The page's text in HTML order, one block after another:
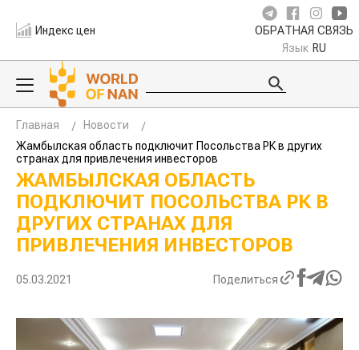
Индекс цен ОБРАТНАЯ СВЯЗЬ
Язык RU
Главная
Новости
Жамбылская область подключит Посольства РК в других
странах для привлечения инвесторов
ЖАМБЫЛСКАЯ ОБЛАСТЬ
ПОДКЛЮЧИТ ПОСОЛЬСТВА РК В
ДРУГИХ СТРАНАХ ДЛЯ
ПРИВЛЕЧЕНИЯ ИНВЕСТОРОВ
05.03.2021 Поделиться